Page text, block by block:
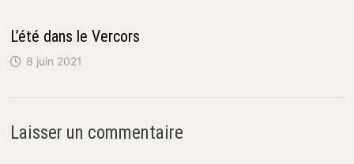
L’été dans le Vercors
8 juin 2021
Laisser un commentaire